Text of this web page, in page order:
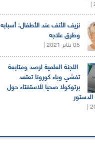
نزيف الأنف عند الأطفال: أسبابه
وطرق علاجه
05 يناير 2021 |
اللجنة العلمية لرصد ومتابعة
تفشي وباء كورونا تعتمد
برتوكولا صحيا للاستفتاء حول